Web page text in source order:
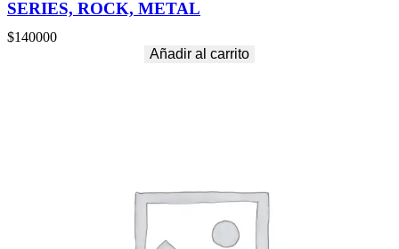
SERIES, ROCK, METAL
$140000
Añadir al carrito